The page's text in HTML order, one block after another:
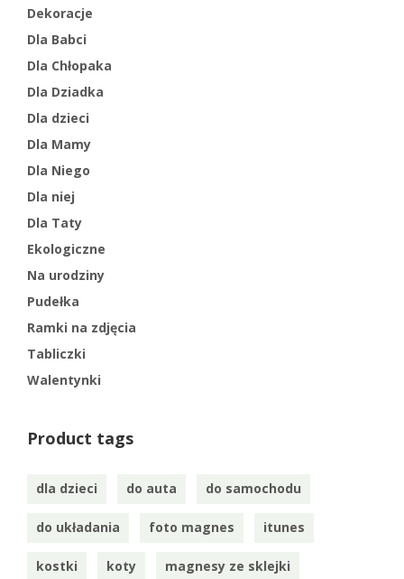
Dekoracje
Dla Babci
Dla Chłopaka
Dla Dziadka
Dla dzieci
Dla Mamy
Dla Niego
Dla niej
Dla Taty
Ekologiczne
Na urodziny
Pudełka
Ramki na zdjęcia
Tabliczki
Walentynki
Product tags
dla dzieci do auta do samochodu
do układania foto magnes itunes
kostki koty magnesy ze sklejki